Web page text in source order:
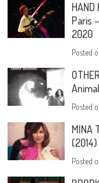
HAND
Paris
2020
Posted
Posted
MINA
(2014)
Posted